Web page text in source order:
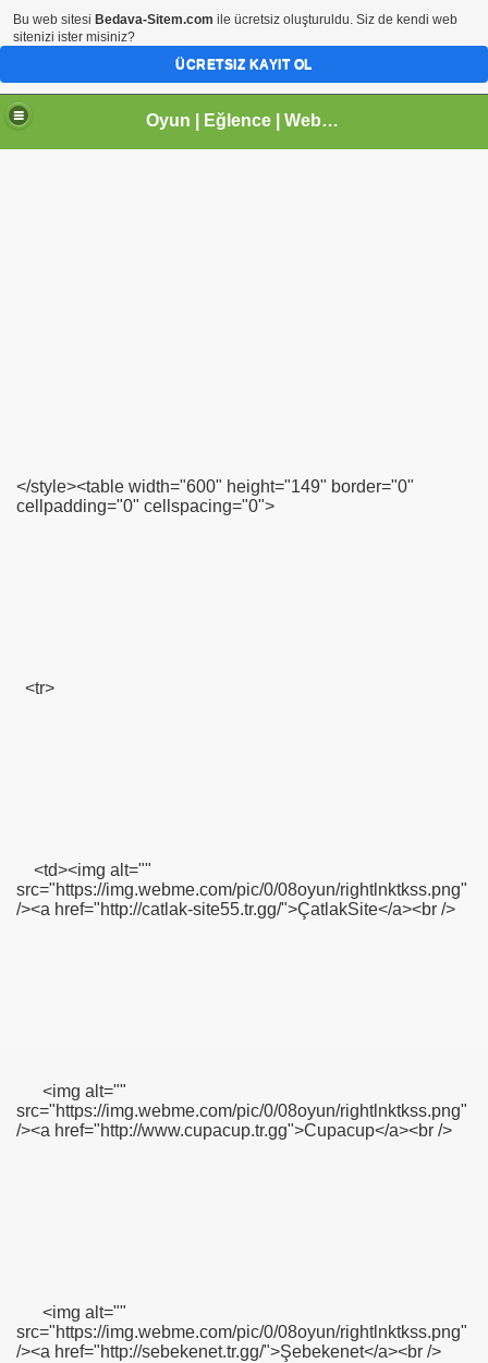
Oyun | Eğlence | Webmaster | tr.gg Paylaşım Sitesi | Arhavi |Kireçlik Köyü
</style><table width="600" height="149" border="0"
cellpadding="0" cellspacing="0">
<tr>
<td><img alt=""
src="https://img.webme.com/pic/0/08oyun/rightlnktkss.png"
/><a href="http://catlak-site55.tr.gg/">ÇatlakSite</a><br />
<img alt=""
src="https://img.webme.com/pic/0/08oyun/rightlnktkss.png"
/><a href="http://www.cupacup.tr.gg">Cupacup</a><br />
<img alt=""
src="https://img.webme.com/pic/0/08oyun/rightlnktkss.png"
/><a href="http://sebekenet.tr.gg/">Şebekenet</a><br />
Bu web sitesi Bedava-Sitem.com ile ücretsiz oluşturuldu. Siz de kendi web
sitenizi ister misiniz?
ÜCRETSIZ KAYIT OL